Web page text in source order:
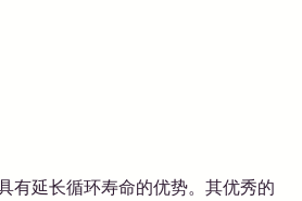
有延长循环寿命的优势。其优秀的